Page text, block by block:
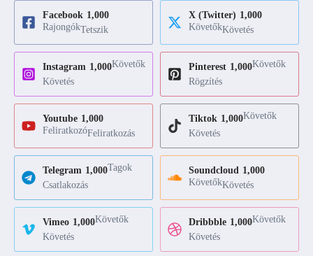
Facebook 1,000
RajongókTetszik
X (Twitter) 1,000
KövetőkKövetés
Instagram 1,000Követők
Követés
Pinterest 1,000Követők
Rögzítés
Youtube 1,000
FeliratkozóFeliratkozás
Tiktok 1,000Követők
Követés
Telegram 1,000Tagok
Csatlakozás
Soundcloud 1,000
KövetőkKövetés
Vimeo 1,000Követők
Követés
Dribbble 1,000Követők
Követés